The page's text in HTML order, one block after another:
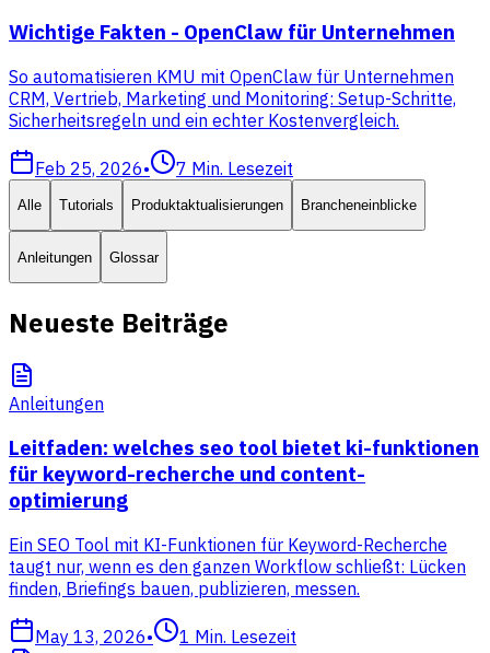
Wichtige Fakten - OpenClaw für Unternehmen
So automatisieren KMU mit OpenClaw für Unternehmen
CRM, Vertrieb, Marketing und Monitoring: Setup-Schritte,
Sicherheitsregeln und ein echter Kostenvergleich.
Feb 25, 2026• 7 Min. Lesezeit
Alle Tutorials Produktaktualisierungen Brancheneinblicke
Anleitungen Glossar
Neueste Beiträge
Anleitungen
Leitfaden: welches seo tool bietet ki-funktionen
für keyword-recherche und content-
optimierung
Ein SEO Tool mit KI-Funktionen für Keyword-Recherche
taugt nur, wenn es den ganzen Workflow schließt: Lücken
finden, Briefings bauen, publizieren, messen.
May 13, 2026• 1 Min. Lesezeit